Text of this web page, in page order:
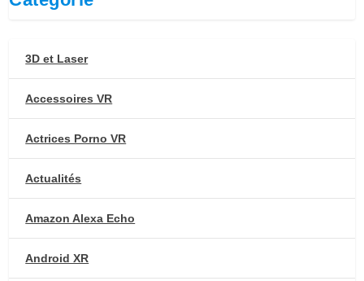
3D et Laser
Accessoires VR
Actrices Porno VR
Actualités
Amazon Alexa Echo
Android XR